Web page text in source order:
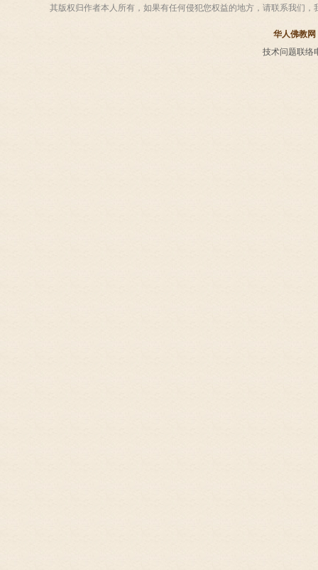
其版权归作者本人所有，如果有任何侵犯您权益的地方，请联系我们，
华人佛教网
技术问题联络